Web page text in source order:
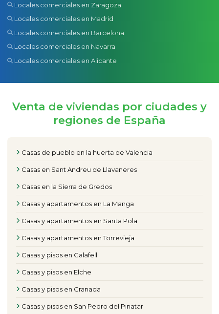
Locales comerciales en Zaragoza
Locales comerciales en Madrid
Locales comerciales en Barcelona
Locales comerciales en Navarra
Locales comerciales en Alicante
Venta de viviendas por ciudades y
regiones de España
Casas de pueblo en la huerta de Valencia
Casas en Sant Andreu de Llavaneres
Casas en la Sierra de Gredos
Casas y apartamentos en La Manga
Casas y apartamentos en Santa Pola
Casas y apartamentos en Torrevieja
Casas y pisos en Calafell
Casas y pisos en Elche
Casas y pisos en Granada
Casas y pisos en San Pedro del Pinatar